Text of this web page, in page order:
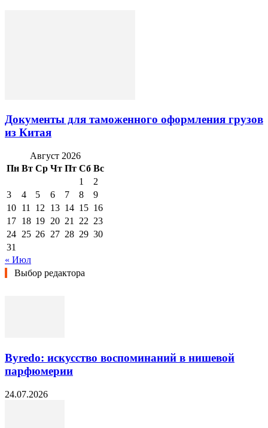
Документы для таможенного оформления грузов
из Китая
Август 2026
Пн Вт Ср Чт Пт Сб Вс
1
2
3
4 5 6 7 8
9
10 11 12 13 14 15 16
17 18 19 20 21 22 23
24 25 26 27 28 29 30
31
« Июл
Выбор редактора
Byredo: искусство воспоминаний в нишевой
парфюмерии
24.07.2026